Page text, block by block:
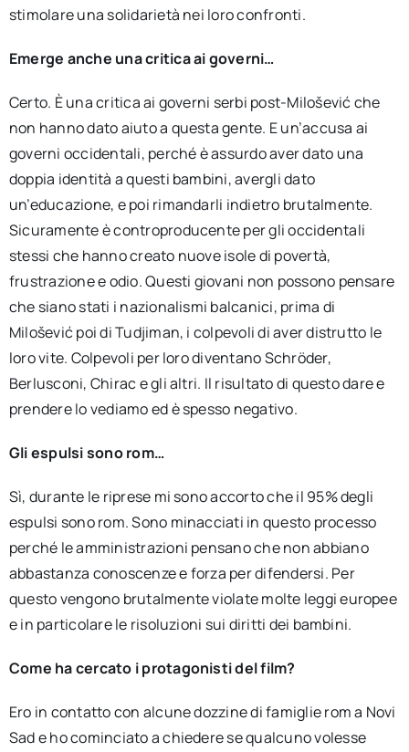
stimolare una solidarietà nei loro confronti.
Emerge anche una critica ai governi…
Certo. È una critica ai governi serbi post-Milošević che
non hanno dato aiuto a questa gente. E un’accusa ai
governi occidentali, perché è assurdo aver dato una
doppia identità a questi bambini, avergli dato
un’educazione, e poi rimandarli indietro brutalmente.
Sicuramente è controproducente per gli occidentali
stessi che hanno creato nuove isole di povertà,
frustrazione e odio. Questi giovani non possono pensare
che siano stati i nazionalismi balcanici, prima di
Milošević poi di Tudjiman, i colpevoli di aver distrutto le
loro vite. Colpevoli per loro diventano Schröder,
Berlusconi, Chirac e gli altri. Il risultato di questo dare e
prendere lo vediamo ed è spesso negativo.
Gli espulsi sono rom…
Sì, durante le riprese mi sono accorto che il 95% degli
espulsi sono rom. Sono minacciati in questo processo
perché le amministrazioni pensano che non abbiano
abbastanza conoscenze e forza per difendersi. Per
questo vengono brutalmente violate molte leggi europee
e in particolare le risoluzioni sui diritti dei bambini.
Come ha cercato i protagonisti del film?
Ero in contatto con alcune dozzine di famiglie rom a Novi
Sad e ho cominciato a chiedere se qualcuno volesse